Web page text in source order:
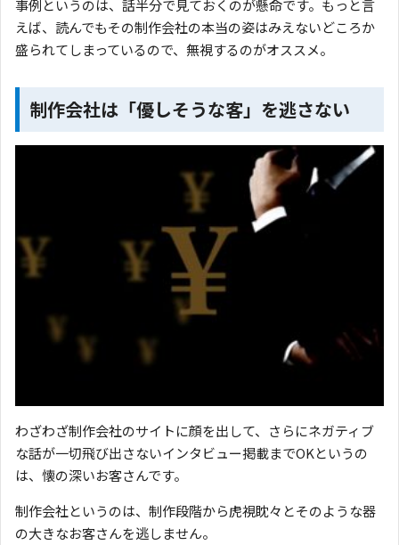
事例というのは、話半分で見ておくのが懸命です。もっと言
えば、読んでもその制作会社の本当の姿はみえないどころか
盛られてしまっているので、無視するのがオススメ。
制作会社は「優しそうな客」を逃さない
わざわざ制作会社のサイトに顔を出して、さらにネガティブ
な話が一切飛び出さないインタビュー掲載までOKというの
は、懐の深いお客さんです。
制作会社というのは、制作段階から虎視眈々とそのような器
の大きなお客さんを逃しません。